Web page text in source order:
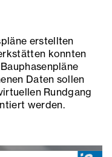
erstellten
konnten
Daten sollen
Rundgang
werden.